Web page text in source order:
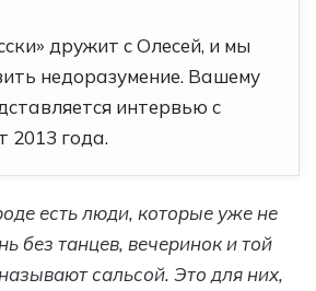
дружит с Олесей, и мы
недоразумение. Вашему
интервью с
2013 года.
есть люди, которые уже не
без танцев, вечеринок и той
сальсой. Это для них,